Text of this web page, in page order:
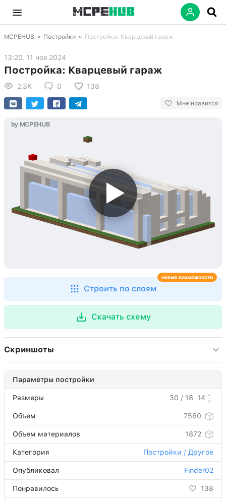
MCPEHUB » Постройки » Постройка: Кварцевый гараж
13:20, 11 ноя 2024
Постройка: Кварцевый гараж
2.3K 0 138
Мне нравится
by MCPEHUB
Строить по слоям
новые возможности
Скачать схему
Скриншоты
Параметры постройки
Размеры 30 / 18 14
Объем 7560
Объем материалов 1872
Категория Постройки / Другое
Опубликовал Finder02
Понравилось 138